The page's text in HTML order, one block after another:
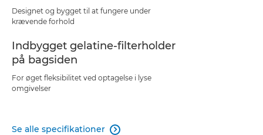
Designet og bygget til at fungere under
krævende forhold
Indbygget gelatine-filterholder
på bagsiden
For øget fleksibilitet ved optagelse i lyse
omgivelser
Se alle specifikationer 